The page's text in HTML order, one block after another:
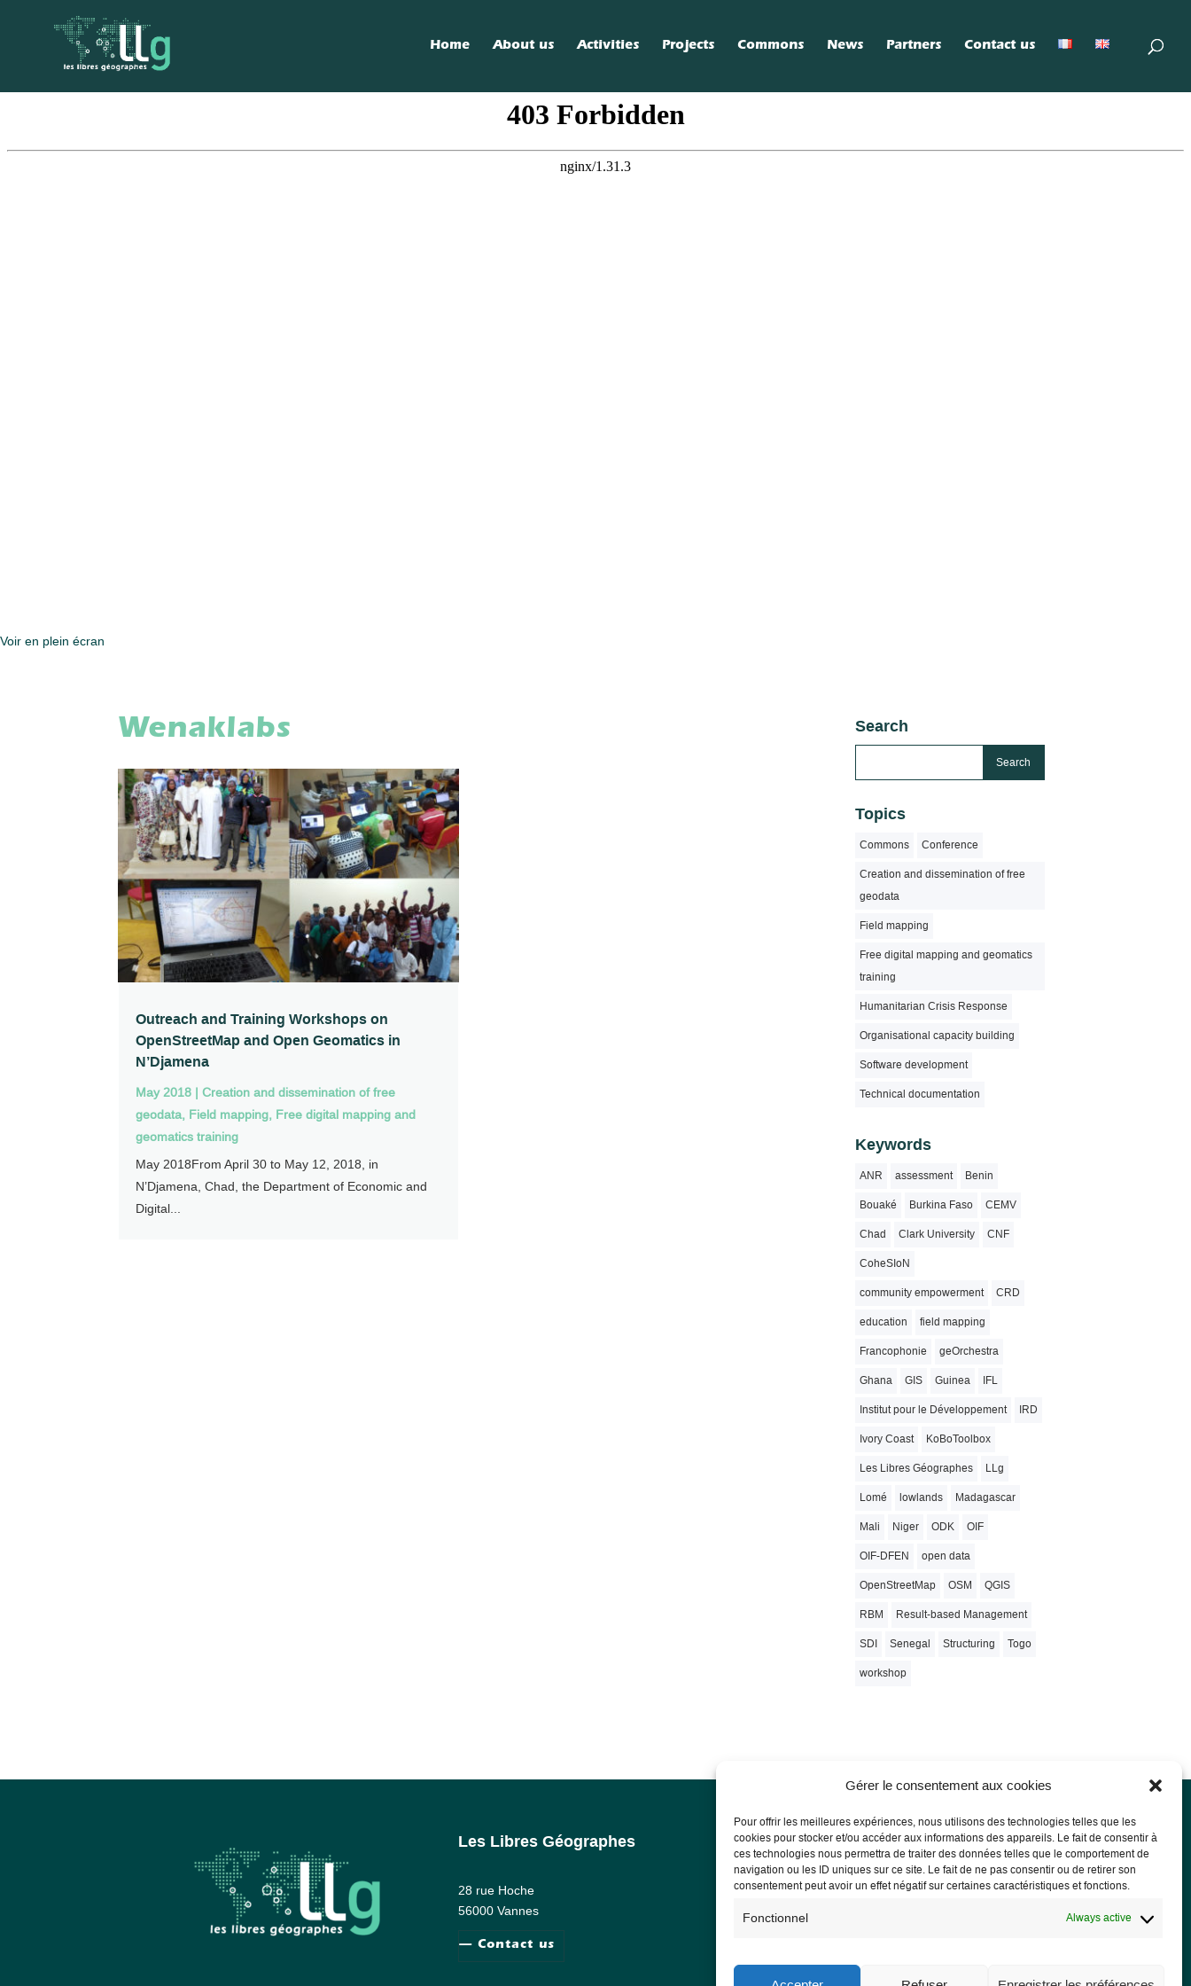
Gérer le consentement aux cookies
Pour offrir les meilleures expériences, nous utilisons des technologies telles que les
cookies pour stocker et/ou accéder aux informations des appareils. Le fait de consentir à
ces technologies nous permettra de traiter des données telles que le comportement de
navigation ou les ID uniques sur ce site. Le fait de ne pas consentir ou de retirer son
consentement peut avoir un effet négatif sur certaines caractéristiques et fonctions.
Fonctionnel Always active
Home About us Activities Projects Commons News Partners Contact us
Voir en plein écran
Wenaklabs
Outreach and Training Workshops on
OpenStreetMap and Open Geomatics in
N’Djamena
May 2018 |Creation and dissemination of free
geodata, Field mapping, Free digital mapping and
geomatics training
May 2018From April 30 to May 12, 2018, in
N’Djamena, Chad, the Department of Economic and
Digital...
Search
Topics
Commons Conference
Creation and dissemination of free
geodata
Field mapping
Free digital mapping and geomatics
training
Humanitarian Crisis Response
Organisational capacity building
Software development
Technical documentation
Keywords
ANR assessment Benin
Bouaké Burkina Faso CEMV
Chad Clark University CNF
CoheSIoN
community empowerment CRD
education field mapping
Francophonie geOrchestra
Ghana GIS Guinea IFL
Institut pour le Développement IRD
Ivory Coast KoBoToolbox
Les Libres Géographes LLg
Lomé lowlands Madagascar
Mali Niger ODK OIF
OIF-DFEN open data
OpenStreetMap OSM QGIS
RBM Result-based Management
SDI Senegal Structuring Togo
workshop
Les Libres Géographes
28 rue Hoche
56000 Vannes
— Contact us
Legal notice
Legal Notice